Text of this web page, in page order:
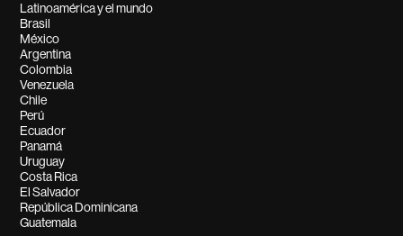
Latinoamérica y el mundo
Brasil
México
Argentina
Colombia
Venezuela
Chile
Perú
Ecuador
Panamá
Uruguay
Costa Rica
El Salvador
República Dominicana
Guatemala